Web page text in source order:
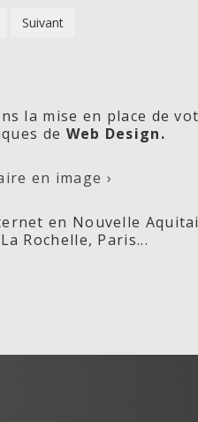
Suivant
la mise en place de
de Web Design.
en image ›
en Nouvelle
Rochelle, Paris...